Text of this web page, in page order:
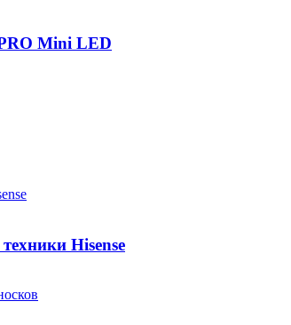
Mini LED
Hisense